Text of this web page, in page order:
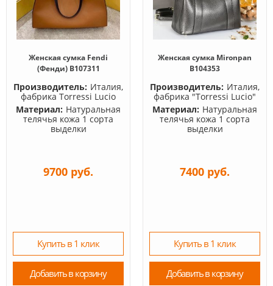
Женская сумка Fendi
(Фенди) B107311
Производитель: Италия,
фабрика Torressi Lucio
Материал: Натуральная
телячья кожа 1 сорта
выделки
9700 руб.
Купить в 1 клик
Добавить в корзину
Женская сумка Mironpan
B104353
Производитель: Италия,
фабрика "Torressi Lucio"
Материал: Натуральная
телячья кожа 1 сорта
выделки
7400 руб.
Купить в 1 клик
Добавить в корзину